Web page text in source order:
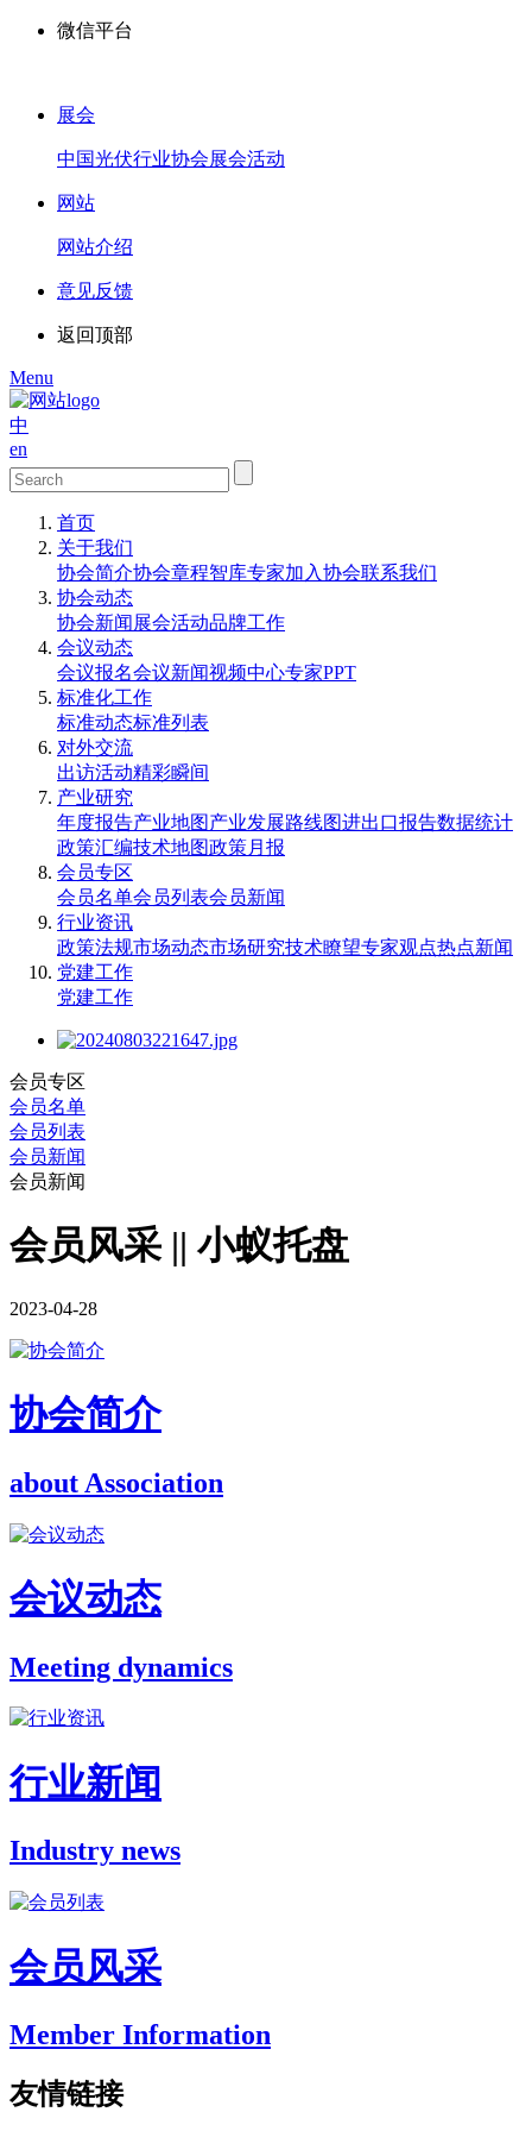
微信平台
展会
中国光伏行业协会展会活动
网站
网站介绍
意见反馈
返回顶部
Menu
中
en
首页
关于我们
协会简介协会章程智库专家加入协会联系我们
协会动态
协会新闻 展会活动品牌工作
会议动态
会议报名会议新闻视频中心专家PPT
标准化工作
标准动态标准列表
对外交流
出访活动精彩瞬间
产业研究
年度报告产业地图产业发展路线图进出口报告数据统计
政策汇编技术地图政策月报
会员专区
会员名单会员列表会员新闻
行业资讯
政策法规市场动态市场研究技术瞭望专家观点热点新闻
党建工作
党建工作
会员专区
会员名单
会员列表
会员新闻
会员新闻
会员风采 || 小蚁托盘
2023-04-28
协会简介
about Association
会议动态
Meeting dynamics
行业新闻
Industry news
会员风采
Member Information
友情链接